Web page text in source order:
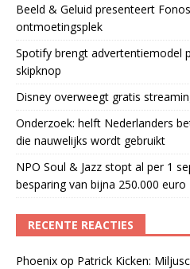
Beeld & Geluid presenteert
ontmoetingsplek
Spotify brengt advertentiemodel
skipknop
Disney overweegt gratis
Onderzoek: helft Nederlanders
die nauwelijks wordt gebruikt
NPO Soul & Jazz stopt al per 1
besparing van bijna 250.000 euro
RECENTE REACTIES
Phoenix op Patrick Kicken: